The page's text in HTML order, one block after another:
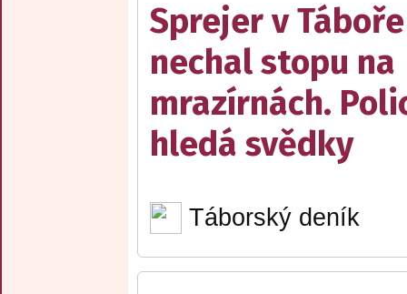
Sprejer v Táboře
nechal stopu na
mrazírnách.
hledá svědky
Táborský deník